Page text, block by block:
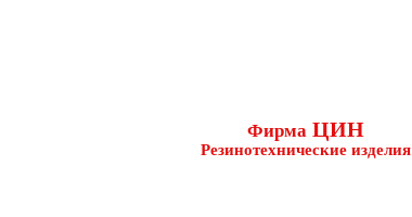
Фирма ЦИН
Резинотехнические изделия